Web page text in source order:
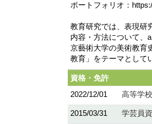
ポートフォリオ：
教育研究では、表現研
内容・方法について、
京藝術大学の美術教育
教育」をテーマとして
資格・免許
2022/12/01
高等学
2015/03/31 学芸員